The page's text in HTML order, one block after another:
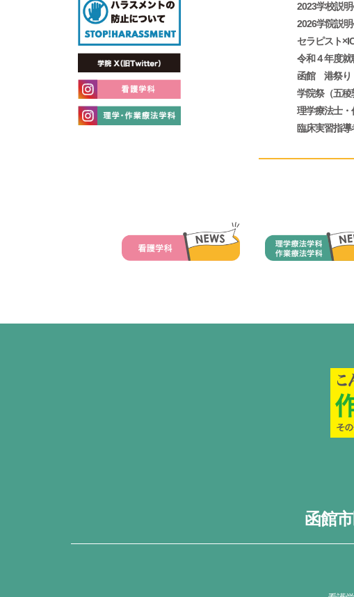
2023学校説
2026学院説
セラピスト
令和４年度
函館 港祭
学院祭（五稜
理学療法士・
臨床実習指導
函館